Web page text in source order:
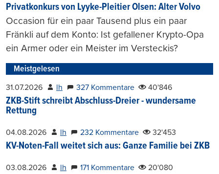
Privatkonkurs von Lyyke-Pleitier Olsen: Alter Volvo
Occasion für ein paar Tausend plus ein paar
Fränkli auf dem Konto: Ist gefallener Krypto-Opa
ein Armer oder ein Meister im Versteckis?
Meistgelesen
31.07.2026 lh 327 Kommentare 40'846
ZKB-Stift schreibt Abschluss-Dreier - wundersame
Rettung
04.08.2026 lh 232 Kommentare 32'453
KV-Noten-Fall weitet sich aus: Ganze Familie bei ZKB
03.08.2026 lh 171 Kommentare 20'080